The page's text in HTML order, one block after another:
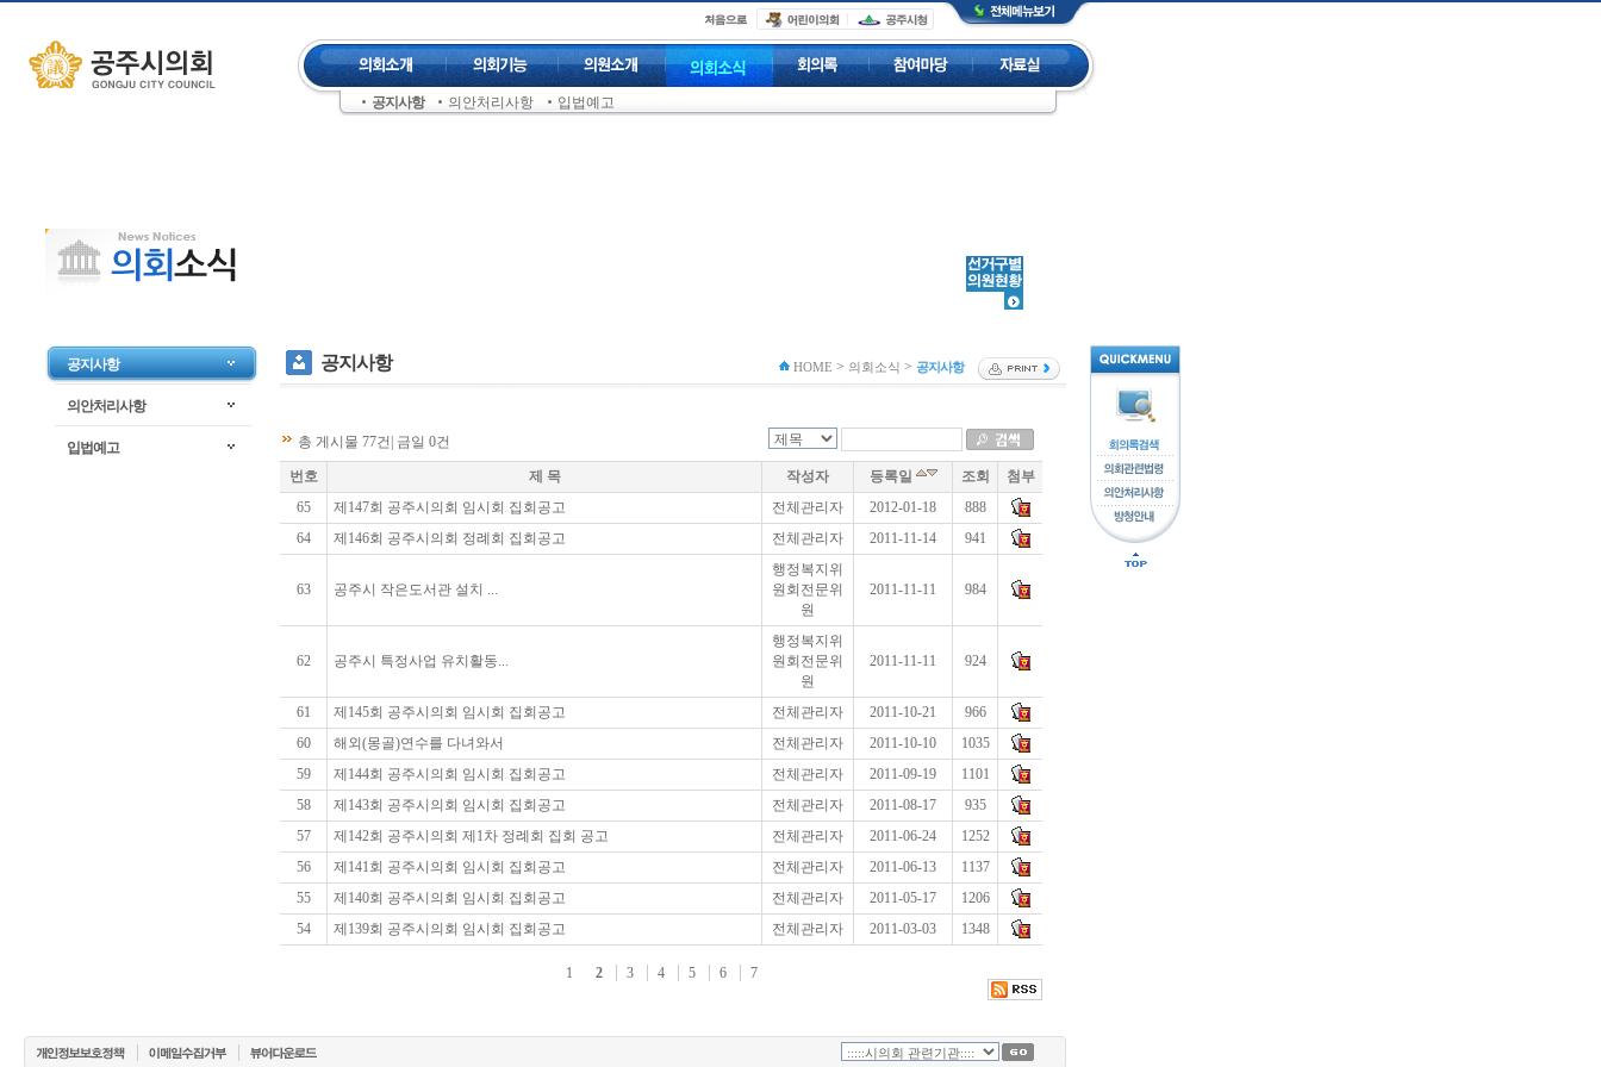
주메뉴 건너뛰기
공지사항 의안처리사항 입법예고
좌측메뉴 건너뛰기
공지사항
의안처리사항
입법예고
HOME > 의회소식 > 공지사항
공지사항
총 게시물 77건| 금일 0건
번호 제 목 작성자 등록일 조회
첨부
65
제147회 공주시의회 임시회 집회공고 전체관리자 2012-01-18
888
64
제146회 공주시의회 정례회 집회공고 전체관리자 2011-11-14 941
63 공주시 작은도서관 설치 ...
행정복지위
원회전문위
원
2011-11-11 984
62 공주시 특정사업 유치활동...
행정복지위
원회전문위
원
2011-11-11 924
61 제145회 공주시의회 임시회 집회공고 전체관리자 2011-10-21
966
60
해외(몽골)연수를 다녀와서 전체관리자 2011-10-10
1035
59
제144회 공주시의회 임시회 집회공고 전체관리자 2011-09-19
1101
58
제143회 공주시의회 임시회 집회공고 전체관리자 2011-08-17
935
57
제142회 공주시의회 제1차 정례회 집회 공고 전체관리자 2011-06-24
1252
56
제141회 공주시의회 임시회 집회공고 전체관리자 2011-06-13
1137
55
제140회 공주시의회 임시회 집회공고 전체관리자 2011-05-17
1206
54
제139회 공주시의회 임시회 집회공고 전체관리자 2011-03-03 1348
1 2 3 4 5 6 7